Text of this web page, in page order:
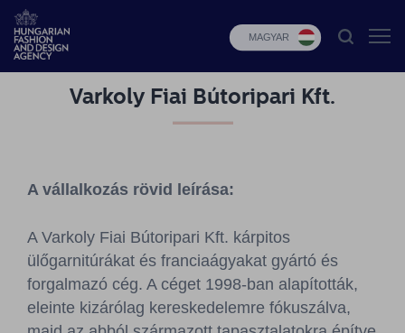
MAGYAR
HFDA
Design
Budapest
Select
Hírek
Varkoly Fiai Bútoripari Kft.
A vállalkozás rövid leírása:
A Varkoly Fiai Bútoripari Kft. kárpitos
ülőgarnitúrákat és franciaágyakat gyártó és
forgalmazó cég. A céget 1998-ban alapították,
eleinte kizárólag kereskedelemre fókuszálva,